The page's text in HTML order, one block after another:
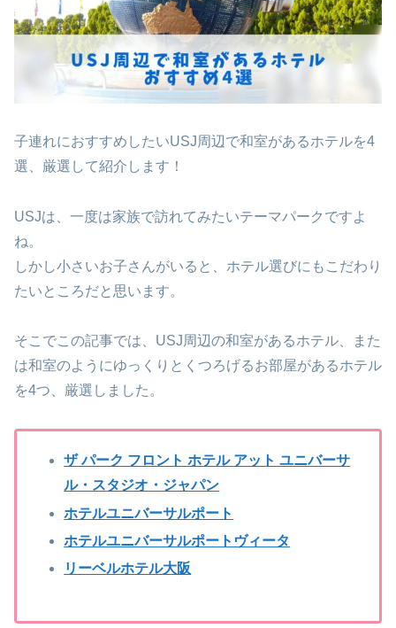
子連れにおすすめしたいUSJ周辺で和室があるホテルを4
選、厳選して紹介します！
USJは、一度は家族で訪れてみたいテーマパークですよ
ね。
しかし小さいお子さんがいると、ホテル選びにもこだわり
たいところだと思います。
そこでこの記事では、USJ周辺の和室があるホテル、また
は和室のようにゆっくりとくつろげるお部屋があるホテル
を4つ、厳選しました。
ザ パーク フロント ホテル アット ユニバーサ
ル・スタジオ・ジャパン
ホテルユニバーサルポート
ホテルユニバーサルポートヴィータ
リーベルホテル大阪